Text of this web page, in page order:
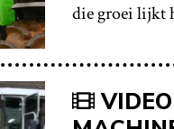
die groei lijkt
VIDEO